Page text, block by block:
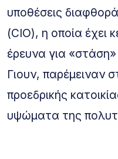
υποθέσεις
(CIO), η οποία έχει
έρευνα για
Γιουν, παρέμειναν
προεδρικής
υψώματα της